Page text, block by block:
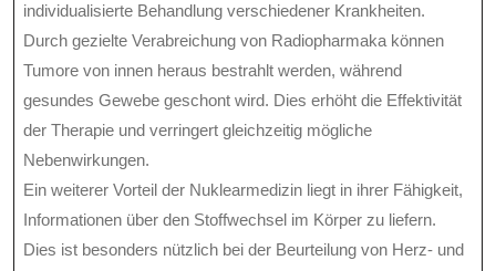
individualisierte Behandlung verschiedener Krankheiten.
Durch gezielte Verabreichung von Radiopharmaka können
Tumore von innen heraus bestrahlt werden, während
gesundes Gewebe geschont wird. Dies erhöht die Effektivität
der Therapie und verringert gleichzeitig mögliche
Nebenwirkungen.
Ein weiterer Vorteil der Nuklearmedizin liegt in ihrer Fähigkeit,
Informationen über den Stoffwechsel im Körper zu liefern.
Dies ist besonders nützlich bei der Beurteilung von Herz- und